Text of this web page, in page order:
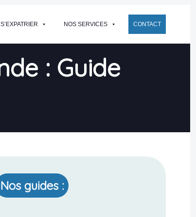
S’EXPATRIER NOS SERVICES CONTACT
: Guide
Nos guides :